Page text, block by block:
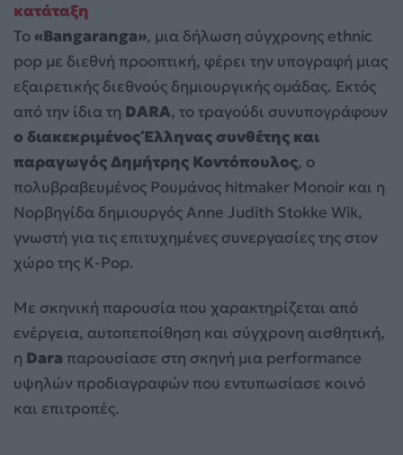
κατάταξη
Το«Bangaranga», μια δήλωση σύγχρονης ethnic
pop με διεθνή προοπτική, φέρει την υπογραφή μιας
εξαιρετικής διεθνούς δημιουργικής ομάδας. Εκτός
από την ίδια τη DARA, το τραγούδι συνυπογράφουν
ο διακεκριμένος Έλληνας συνθέτης και
παραγωγός Δημήτρης Κοντόπουλος, ο
πολυβραβευμένος Ρουμάνος hitmaker Monoir και η
Νορβηγίδα δημιουργός Anne Judith Stokke Wik,
γνωστή για τις επιτυχημένες συνεργασίες της στον
χώρο της K-Pop.
Με σκηνική παρουσία που χαρακτηρίζεται από
ενέργεια, αυτοπεποίθηση και σύγχρονη αισθητική,
η Dara παρουσίασε στη σκηνή μια performance
υψηλών προδιαγραφών που εντυπωσίασε κοινό
και επιτροπές.